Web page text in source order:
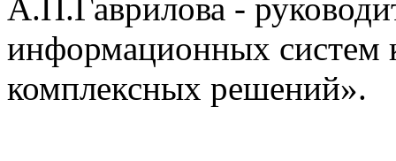
А.П.Гаврилова -
информационных систем
комплексных решений».